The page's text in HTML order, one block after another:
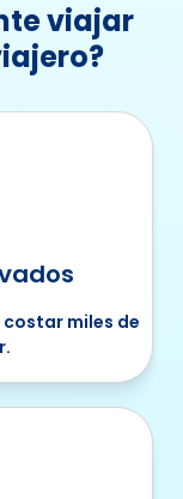
viajar
miles de